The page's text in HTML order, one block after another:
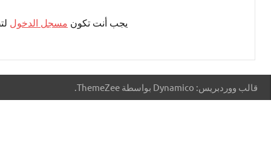
يجب أنت تكون مسجل الدخول
قالب ووردبريس: Dynamico بواسطة ThemeZee.